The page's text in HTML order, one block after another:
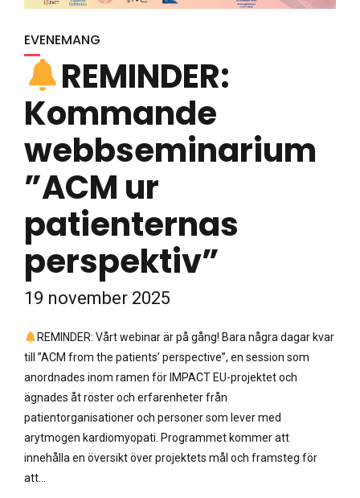
EVENEMANG
REMINDER:
Kommande
webbseminarium
”ACM ur
patienternas
perspektiv”
19 november 2025
REMINDER: Vårt webinar är på gång! Bara några dagar kvar
till ”ACM from the patients’ perspective”, en session som
anordnades inom ramen för IMPACT EU-projektet och
ägnades åt röster och erfarenheter från
patientorganisationer och personer som lever med
arytmogen kardiomyopati. Programmet kommer att
innehålla en översikt över projektets mål och framsteg för
att...